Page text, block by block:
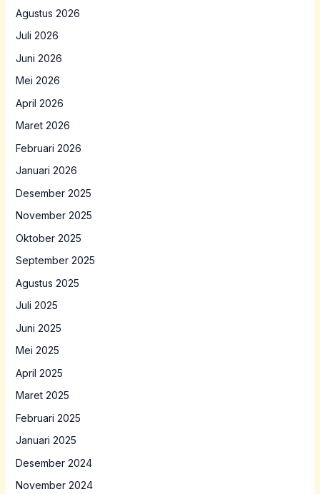
Agustus 2026
Juli 2026
Juni 2026
Mei 2026
April 2026
Maret 2026
Februari 2026
Januari 2026
Desember 2025
November 2025
Oktober 2025
September 2025
Agustus 2025
Juli 2025
Juni 2025
Mei 2025
April 2025
Maret 2025
Februari 2025
Januari 2025
Desember 2024
November 2024